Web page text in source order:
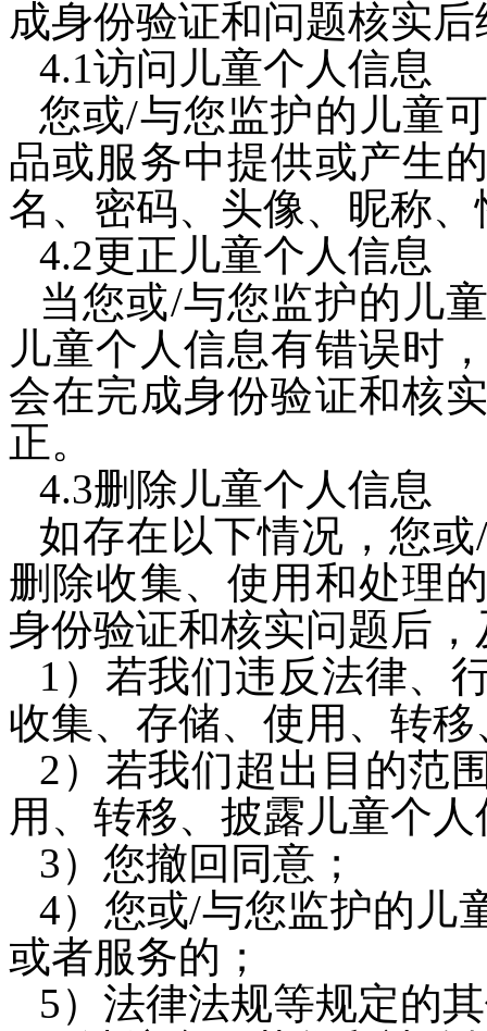
成身份验证和问题核实
4.1访问儿童个人信息
您或/与您监护的儿童
品或服务中提供或产生
名、密码、头像、昵称
4.2更正儿童个人信息
当您或/与您监护的儿
儿童个人信息有错误时
会在完成身份验证和核
正。
4.3删除儿童个人信息
如存在以下情况，您
删除收集、使用和处理
身份验证和核实问题后
1 ） 若我们违反法律、
收集、存储、使用、转
2） 若我们超出目的范
用、转移、披露儿童个
3） 您撤回同意；
4） 您或/与您监护的儿
或者服务的；
5） 法律法规等规定的